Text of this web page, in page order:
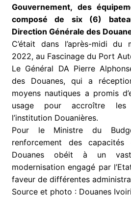
Gouvernement, des
composé de six (6)
Direction Générale des
C’était dans l’après-midi du
2022, au Fascinage du Port
Le Général DA Pierre
des Douanes, qui a
moyens nautiques a promis
usage pour accroître les
l’institution Douanières.
Pour le Ministre du
renforcement des capacités
Douanes obéit à un
modernisation engagé par
faveur de différentes
Source et photo : Douanes